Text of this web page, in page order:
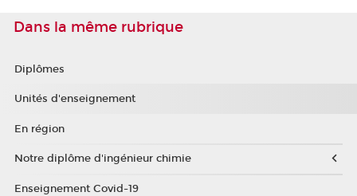
Dans la même rubrique
Diplômes
Unités d'enseignement
En région
Notre diplôme d'ingénieur chimie
Enseignement Covid-19